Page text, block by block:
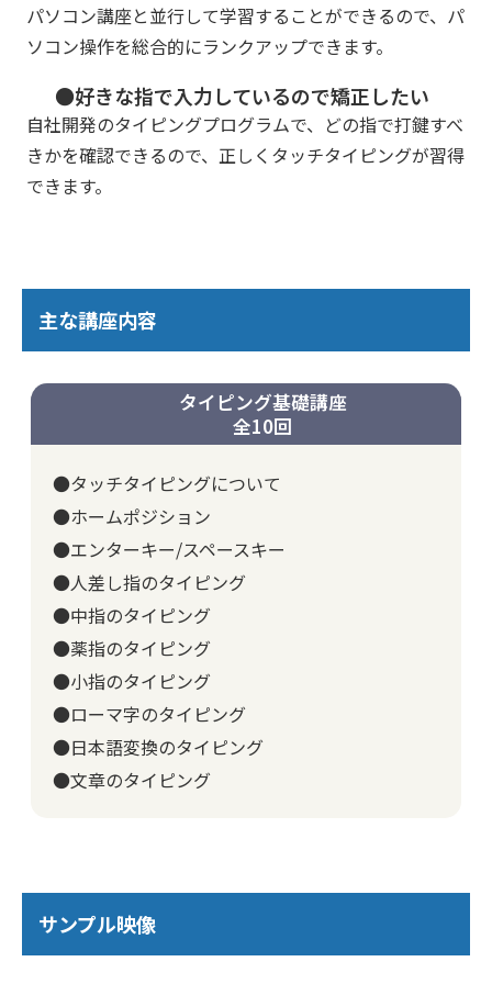
パソコン講座と並行して学習することができるので、パ
ソコン操作を総合的にランクアップできます。
●好きな指で入力しているので矯正したい
自社開発のタイピングプログラムで、どの指で打鍵すべ
きかを確認できるので、正しくタッチタイピングが習得
できます。
主な講座内容
タイピング基礎講座
全10回
●タッチタイピングについて
●ホームポジション
●エンターキー/スペースキー
●人差し指のタイピング
●中指のタイピング
●薬指のタイピング
●小指のタイピング
●ローマ字のタイピング
●日本語変換のタイピング
●文章のタイピング
サンプル映像